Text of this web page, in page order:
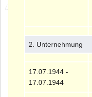
2. Unternehmung
17.07.1944 -
17.07.1944